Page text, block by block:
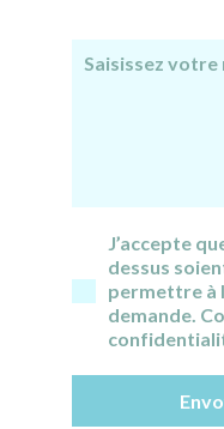
J’accepte
dessus
permettre à
demande.